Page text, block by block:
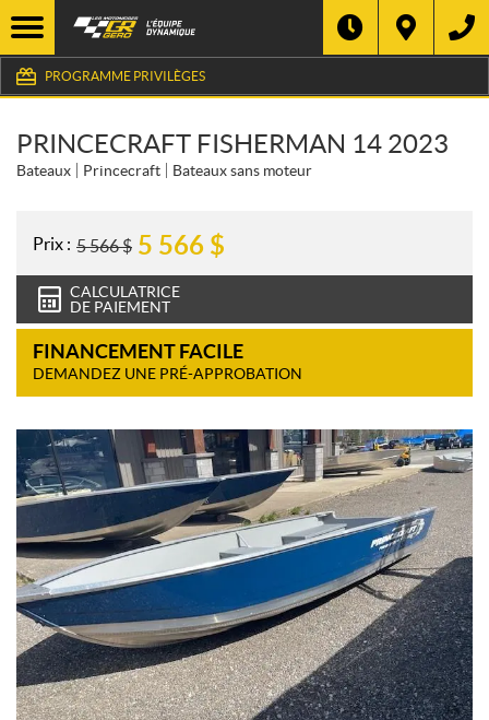
PROGRAMME PRIVILÈGES
PRINCECRAFT FISHERMAN 14 2023
Bateaux Princecraft Bateaux sans moteur
Prix : 5 566$ 5 566 $
CALCULATRICE
DE PAIEMENT
FINANCEMENT FACILE
DEMANDEZ UNE PRÉ-APPROBATION